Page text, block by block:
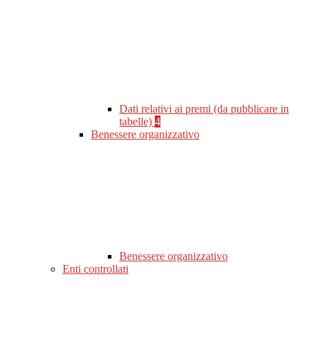
Dati relativi ai premi (da pubblicare in
tabelle) 4
Benessere organizzativo
Benessere organizzativo
Enti controllati